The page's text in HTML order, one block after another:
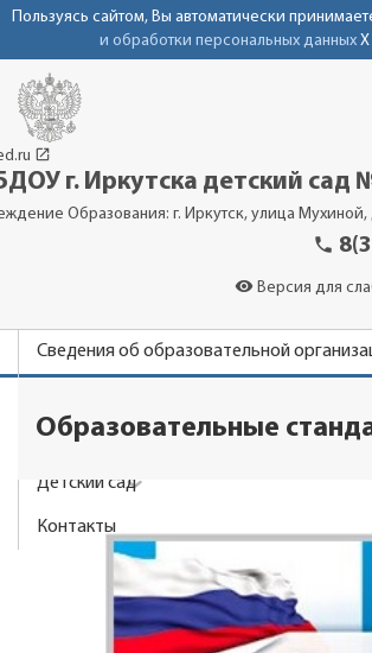
Пользуясь сайтом, Вы автоматически
и обработки персональных данных
launch
г. Иркутска детский сад
Образования: г. Иркутск, улица
phone
visibility Версия для
Сведения об образовательной
Родителям
Детский сад
Контакты
Образовательные